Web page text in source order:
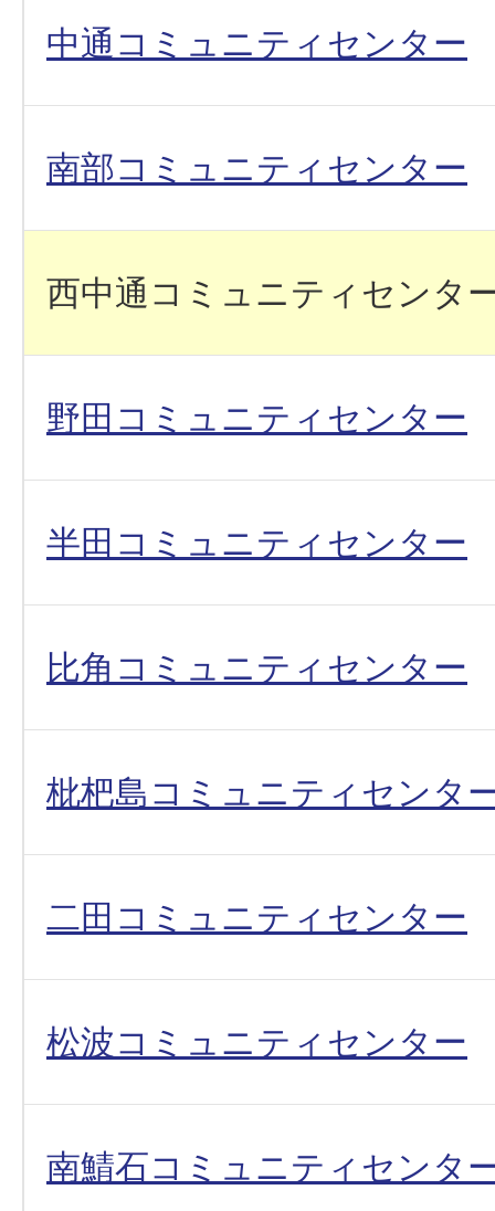
中通コミュニティセンター
南部コミュニティセンター
西中通コミュニティセンタ
野田コミュニティセンター
半田コミュニティセンター
比角コミュニティセンター
枇杷島コミュニティセンタ
二田コミュニティセンター
松波コミュニティセンター
南鯖石コミュニティセンタ